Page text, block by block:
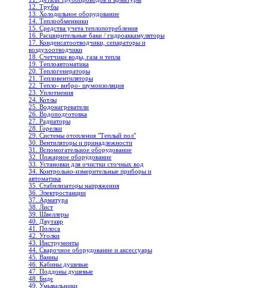
12. Трубы
13. Холодильное oборудование
14. Теплообменники
15. Средства учета теплопотребления
16. Расширительные баки / гидроаккамуляторы
17. Конденсатоотводчики, сепараторы и
воздухоотводчики
18. Счетчики воды, газа и тепла
19. Теплоавтоматика
20. Теплогенераторы
21. Тепловентиляторы
22. Тепло- вибро- шумоизоляция
23. Уплотнения
24. Котлы
25. Водонагреватели
26. Водоподготовка
27. Радиаторы
28. Горелки
29. Системы отопления "Теплый пол"
30. Вентиляторы и принадлежности
31. Вспомогательное оборудование
32. Пожарное оборудование
33. Установки для очистки сточных вод
34. Контрольно-измерительные приборы и
автоматика
35. Стабилизаторы напряжения
36. Электростанции
37. Арматура
38. Лист
39. Швеллеры
40. Двутавр
41. Полоса
42. Уголки
43. Инструменты
44. Сварочное оборудование и аксессуары
45. Ванны
46. Кабины душевые
47. Поддоны душевые
48. Биде
49. Умывальники